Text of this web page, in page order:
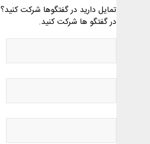
تمایل دارید در گفتگوها شرکت کنید؟
در گفتگو ها شرکت کنید.